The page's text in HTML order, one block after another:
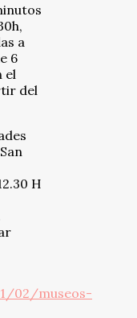
a
6
el
del
H
02/museos-